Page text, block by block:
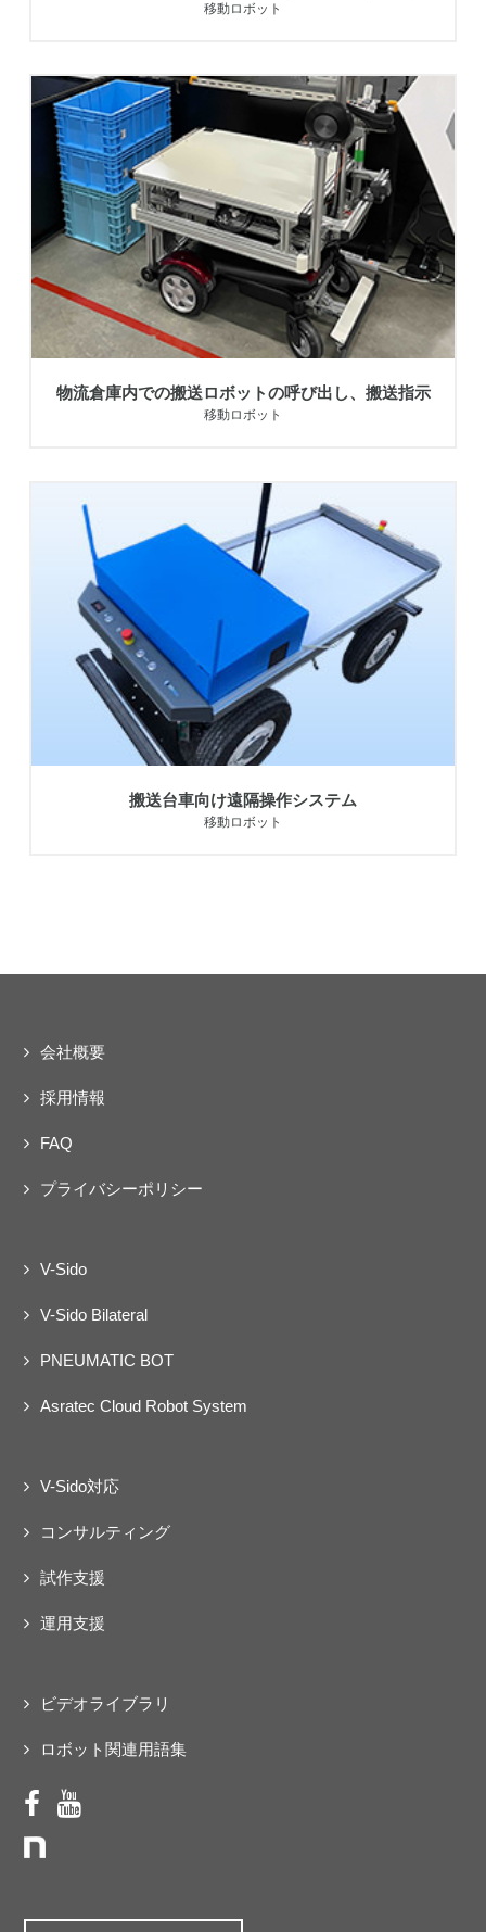
移動ロボット
物流倉庫内での搬送ロボットの呼び出し、搬送指示
移動ロボット
搬送台車向け遠隔操作システム
移動ロボット
会社概要
採用情報
FAQ
プライバシーポリシー
V-Sido
V-Sido Bilateral
PNEUMATIC BOT
Asratec Cloud Robot System
V-Sido対応
コンサルティング
試作支援
運用支援
ビデオライブラリ
ロボット関連用語集